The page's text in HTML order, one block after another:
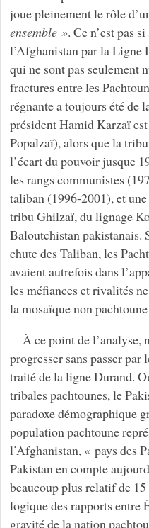
joue pleinement le rôle
ensemble ». Ce n’est pas
l’Afghanistan par la Ligne
qui ne sont pas seulement
fractures entre les
régnante a toujours été de
président Hamid Karzaï
Popalzaï), alors que la
l’écart du pouvoir jusque
les rangs communistes
taliban (1996-2001), et
tribu Ghilzaï, du lignage
Baloutchistan pakistanais.
chute des Taliban, les
avaient autrefois dans
les méfiances et rivalités
la mosaïque non
À ce point de l’analyse,
progresser sans passer
traité de la ligne Durand.
tribales pachtounes, le
paradoxe démographique
population pachtoune
l’Afghanistan, « pays des
Pakistan en compte
beaucoup plus relatif de
logique des rapports entre
gravité de la nation